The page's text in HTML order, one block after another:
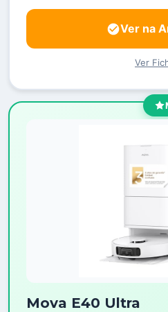
Ver na
Ver
Mova E40 Ultra